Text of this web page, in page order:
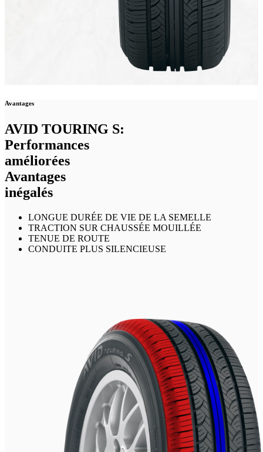
Avantages
AVID TOURING S:
Performances
améliorées
Avantages
inégalés
LONGUE DURÉE DE VIE DE LA SEMELLE
TRACTION SUR CHAUSSÉE MOUILLÉE
TENUE DE ROUTE
CONDUITE PLUS SILENCIEUSE